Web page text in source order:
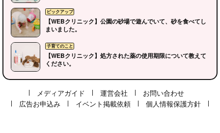
ピックアップ
子育てのこと
ピックアップ
【WEBクリニック】公園の砂場で遊んでいて、砂を食べてし
まいました。
【WEBクリニック】処方された薬の使用期限について教えて
ください。
メディアガイド 運営会社
お問い合わせ
広告お申込み
イベント掲載依頼 個人情報保護方針